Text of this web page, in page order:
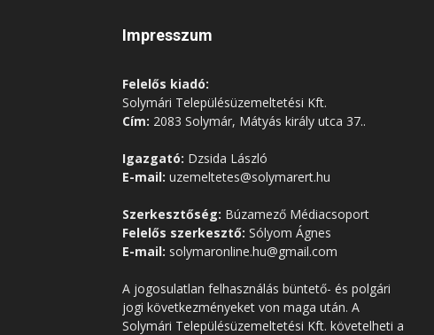
Impresszum
Felelős kiadó:
Solymári Településüzemeltetési Kft.
Cím: 2083 Solymár, Mátyás király utca 37..
Igazgató: Dzsida László
E-mail: uzemeltetes@solymarert.hu
Szerkesztőség: Búzamező Médiacsoport
Felelős szerkesztő: Sólyom Ágnes
E-mail: solymaronline.hu@gmail.com
A jogosulatlan felhasználás büntető- és polgári
jogi következményeket von maga után. A
Solymári Településüzemeltetési Kft. követelheti a